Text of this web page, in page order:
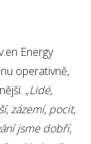
Energy
operativně,
„Lidé,
zázemí, pocit,
jsme dobří,